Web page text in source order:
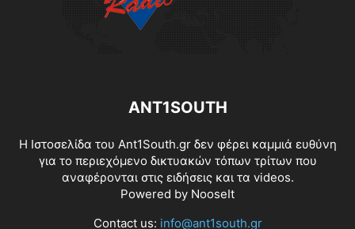
ANT1SOUTH
Η Ιστοσελίδα του Ant1South.gr δεν φέρει καμμιά ευθύνη
για το περιεχόμενο δικτυακών τόπων τρίτων που
αναφέρονται στις ειδήσεις και τα videos.
Powered by NooseIt
Contact us: info@ant1south.gr